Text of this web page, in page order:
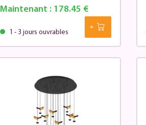
Maintenant :178.45 €
1 - 3 jours ouvrables